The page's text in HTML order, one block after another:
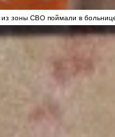
зоны СВО поймали в